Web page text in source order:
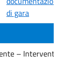
di gara
– Interventi